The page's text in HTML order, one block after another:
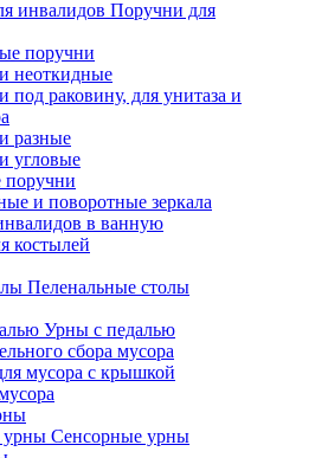
Поручни для
поручни
неоткидные
под раковину, для унитаза и
разные
угловые
и поворотные зеркала
в ванную
костылей
Пеленальные столы
Урны с педалью
сбора мусора
мусора с крышкой
Сенсорные урны